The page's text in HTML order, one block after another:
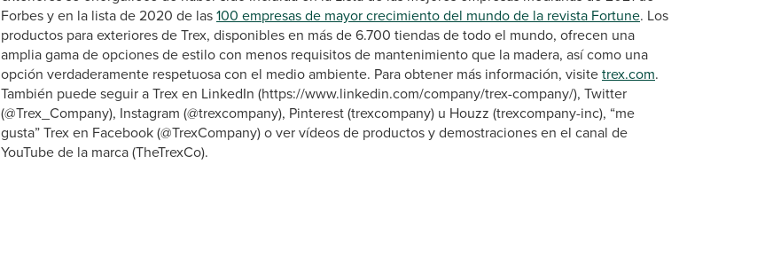
Forbes y en la lista de 2020 de las100 empresas de mayor crecimiento del mundo de la revista Fortune. Los
productos para exteriores de Trex, disponibles en más de 6.700 tiendas de todo el mundo, ofrecen una
amplia gama de opciones de estilo con menos requisitos de mantenimiento que la madera, así como una
opción verdaderamente respetuosa con el medio ambiente. Para obtener más información, visitetrex.com.
También puede seguir a Trex en LinkedIn (https://www.linkedin.com/company/trex-company/), Twitter
(@Trex_Company), Instagram (@trexcompany), Pinterest (trexcompany) u Houzz (trexcompany-inc), “me
gusta” Trex en Facebook (@TrexCompany) o ver vídeos de productos y demostraciones en el canal de
YouTube de la marca (TheTrexCo).